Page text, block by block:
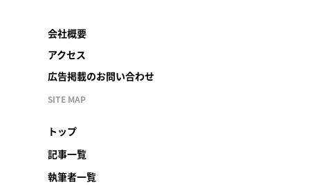
会社概要
アクセス
広告掲載のお問い合わせ
SITE MAP
トップ
記事一覧
執筆者一覧